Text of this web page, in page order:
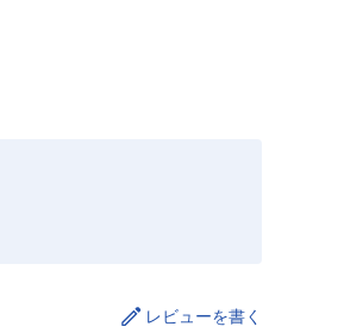
レビューを書く